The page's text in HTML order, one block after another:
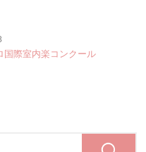
国際室内楽コンクール